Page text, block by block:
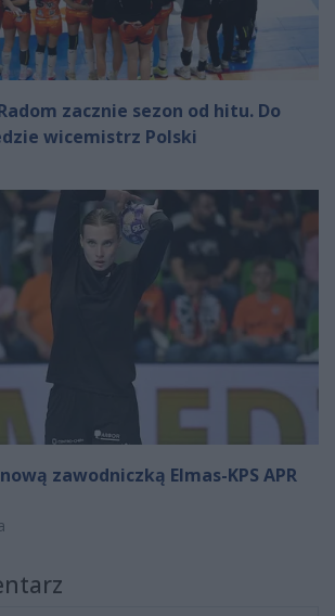
Radom zacznie sezon od hitu. Do
wicemistrz Polski
zawodniczką Elmas-KPS APR